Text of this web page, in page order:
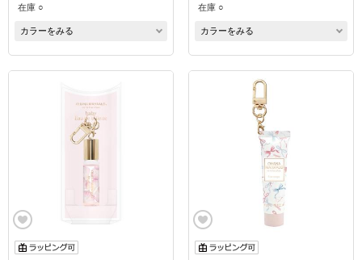
在庫 ○
カラーをみる
在庫 ○
カラーをみる